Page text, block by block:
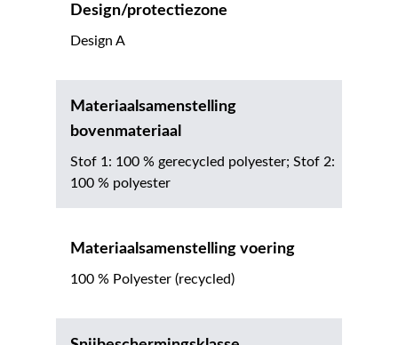
Design/protectiezone
Design A
Materiaalsamenstelling
bovenmateriaal
Stof 1: 100 % gerecycled polyester; Stof 2:
100 % polyester
Materiaalsamenstelling voering
100 % Polyester (recycled)